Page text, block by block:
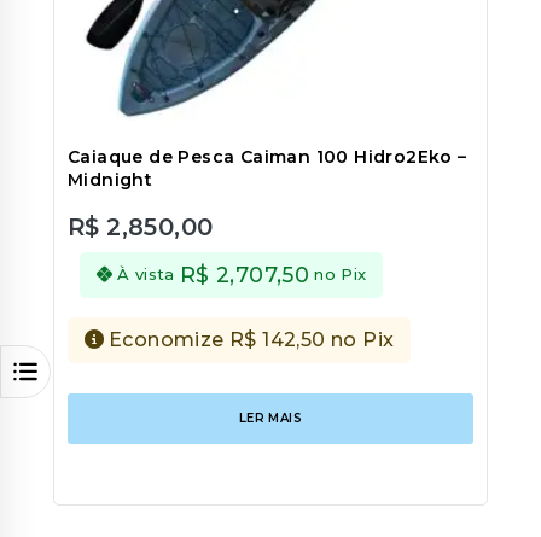
Caiaque de Pesca Caiman 100 Hidro2Eko –
Midnight
R$2,850,00
À vista R$2,707,50 no Pix
Economize R$142,50 no Pix
LER MAIS